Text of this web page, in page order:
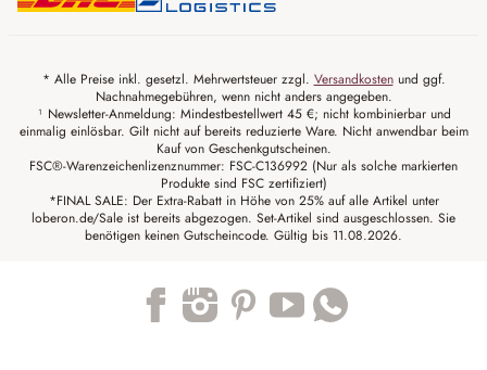
* Alle Preise inkl. gesetzl. Mehrwertsteuer zzgl. Versandkostenund ggf.
Nachnahmegebühren, wenn nicht anders angegeben.
¹ Newsletter-Anmeldung: Mindestbestellwert 45 €; nicht kombinierbar und
einmalig einlösbar. Gilt nicht auf bereits reduzierte Ware. Nicht anwendbar beim
Kauf von Geschenkgutscheinen.
FSC®-Warenzeichenlizenznummer: FSC-C136992 (Nur als solche markierten
Produkte sind FSC zertifiziert)
*FINAL SALE: Der Extra-Rabatt in Höhe von 25% auf alle Artikel unter
loberon.de/Sale ist bereits abgezogen. Set-Artikel sind ausgeschlossen. Sie
benötigen keinen Gutscheincode. Gültig bis 11.08.2026.